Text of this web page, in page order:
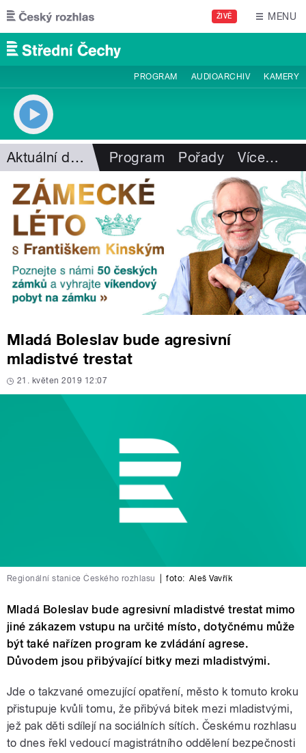
Přejít k hlavnímu obsahu
ŽIVĚ MENU
PROGRAM AUDIOARCHIV KAMERY
Aktuální dění Program Pořady Více…
Mladá Boleslav bude agresivní
mladistvé trestat
21. květen 2019 12:07
Regionální stanice Českého rozhlasu foto: Aleš Vavřík
Mladá Boleslav bude agresivní mladistvé trestat mimo
jiné zákazem vstupu na určité místo, dotyčnému může
být také nařízen program ke zvládání agrese.
Důvodem jsou přibývající bitky mezi mladistvými.
Jde o takzvané omezující opatření, město k tomuto kroku
přistupuje kvůli tomu, že přibývá bitek mezi mladistvými,
jež pak děti sdílejí na sociálních sítích. Českému rozhlasu
to dnes řekl vedoucí magistrátního oddělení bezpečnosti